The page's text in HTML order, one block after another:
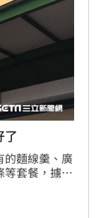
了
的麵線羹、廣
等套餐，擄獲
不過這波漲